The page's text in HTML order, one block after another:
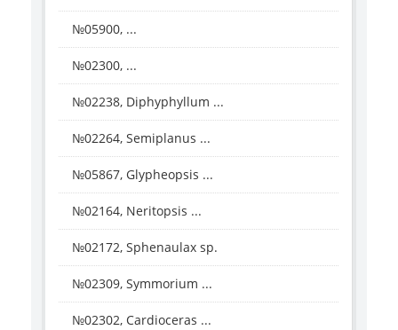
№05900, ...
№02300, ...
№02238, Diphyphyllum ...
№02264, Semiplanus ...
№05867, Glypheopsis ...
№02164, Neritopsis ...
№02172, Sphenaulax sp.
№02309, Symmorium ...
№02302, Cardioceras ...